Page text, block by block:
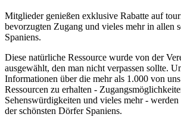
Mitglieder genießen exklusive Rabatte auf
bevorzugten Zugang und vieles mehr in allen
Spaniens.
Diese natürliche Ressource wurde von der
ausgewählt, den man nicht verpassen sollte.
Informationen über die mehr als 1.000 von
Ressourcen zu erhalten -
Sehenswürdigkeiten und vieles mehr -
der schönsten Dörfer Spaniens.